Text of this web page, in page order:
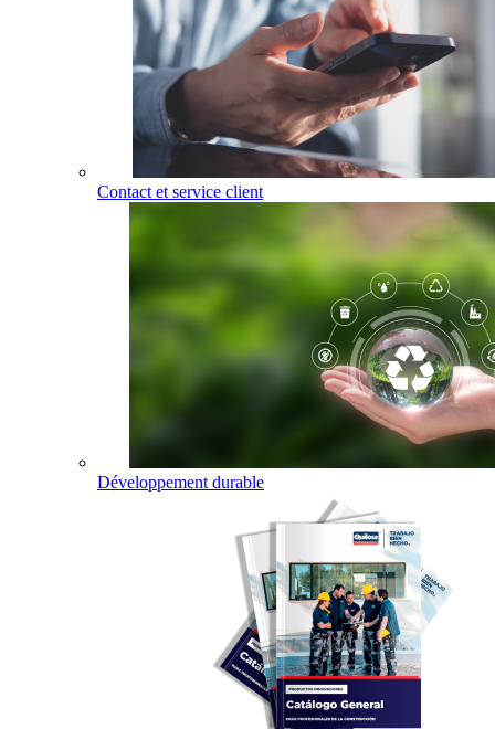
Contact et service client
Développement durable